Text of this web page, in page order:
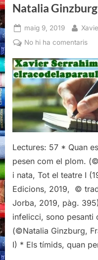
Natalia Ginzburg
Posted
on
maig 9, 2019 By
No hi ha comentarisa
de
de
Lectures: 57 * Quan
pesen com el plom.
i nata, Tot el teatre I
Edicions, 2019, ©
Jorba, 2019, pàg.
infelicci, sono pesanti
(©Natalia Ginzburg,
I) * Els tímids, quan